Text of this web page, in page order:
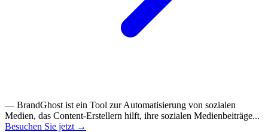
— BrandGhost ist ein Tool zur Automatisierung von sozialen
Medien, das Content-Erstellern hilft, ihre sozialen Medienbeiträge...
Besuchen Sie jetzt →